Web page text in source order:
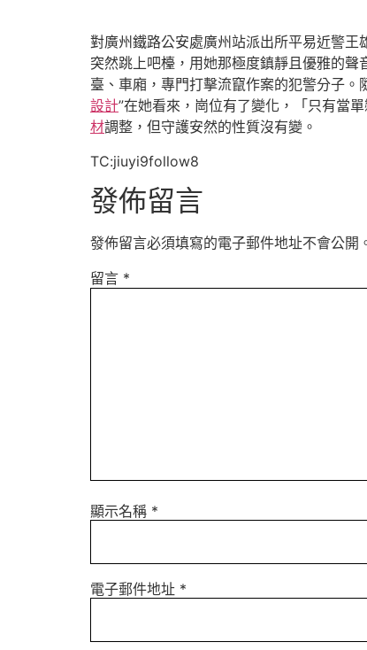
對廣州鐵路公安處廣州站派出所平易近警王
突然跳上吧檯，用她那極度鎮靜且優雅的
臺、車廂，專門打擊流竄作案的犯警分子
設計”在她看來，崗位有了變化，「只有當
材調整，但守護安然的性質沒有變。
TC:jiuyi9follow8
發佈留言
發佈留言必須填寫的電子郵件地址不會公開
留言 *
顯示名稱 *
電子郵件地址 *